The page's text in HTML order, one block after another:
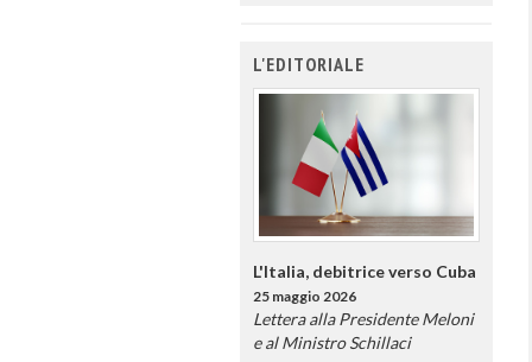
L'EDITORIALE
L'Italia, debitrice verso Cuba
25 maggio 2026
Lettera alla Presidente Meloni
e al Ministro Schillaci